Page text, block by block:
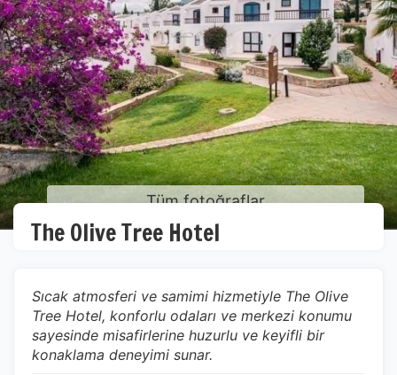
Tüm fotoğraflar
The Olive Tree Hotel
Sıcak atmosferi ve samimi hizmetiyle The Olive
Tree Hotel, konforlu odaları ve merkezi konumu
sayesinde misafirlerine huzurlu ve keyifli bir
konaklama deneyimi sunar.